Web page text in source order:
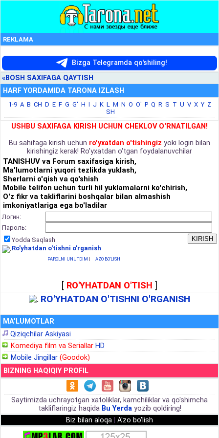
REKLAMA
Bizga Telegramda qo'shiling!
«BOSH SAXIFAGA QAYTISH
HARF YORDAMIDA TARONA IZLASH
1-9 A B CH D E F G G' H I J K L M N O O' P Q R S T U V X Y Z
SH
USHBU SAXIFAGA KIRISH UCHUN CHEKLOV O'RNATILGAN!
Bu sahifaga kirish uchun ro'yxatdan o'tishingiz yoki login bilan
kirishingiz kerak! Ro'yxatdan o'tgan foydalanuvchilar
TANISHUV va Forum saxifasiga kirish,
Ma'lumotlarni yuqori tezlikda yuklash,
Sherlarni o'qish va qo'shish
Mobile telifon uchun turli hil yuklamalarni ko'chirish,
O'z fikr va takliflarini boshqalar bilan almashish
imkoniyatlariga ega bo'ladilar
Логин:
Пароль:
Yodda Saqlash
Ro'yhatdan o'tishni o'rganish
PAROLNI UNUTDIM | A'ZO BO'LISH
[ RO'YHATDAN O'TISH ]
RO'YHATDAN O'TISHNI O'RGANISH
MA'LUMOTLAR
Qiziqchilar Askiyasi
Komediya film va Seriallar HD
Mobile Jingillar (Goodok)
BIZNING HAQIQIY PROFIL
Saytimizda uchrayotgan xatoliklar, kamchiliklar va qo'shimcha
takliflaringiz haqida Bu Yerdayozib qoldiring!
Biz bilan aloqa
A'zo bo'lish